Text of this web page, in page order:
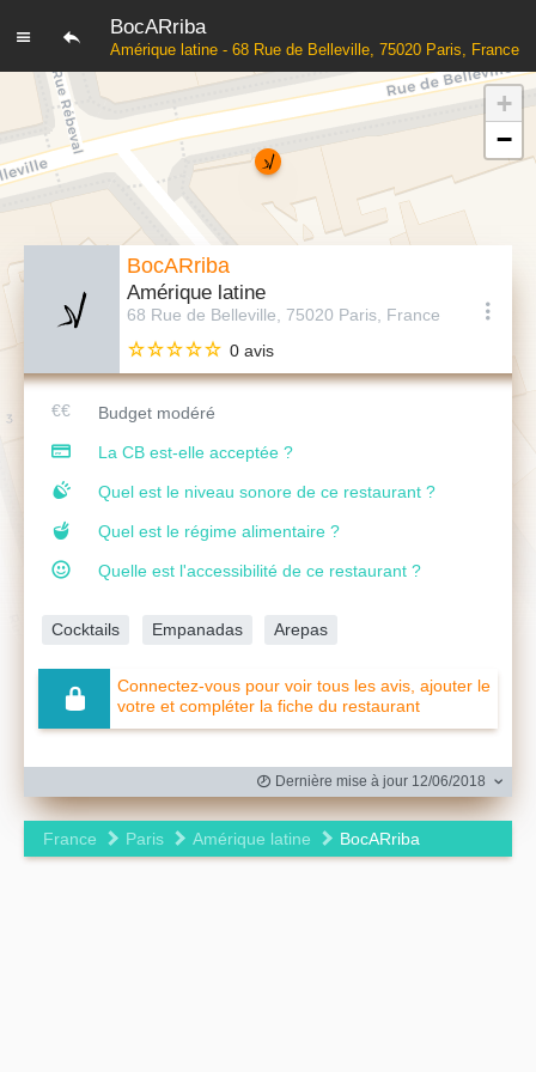
BocARriba
Amérique latine - 68 Rue de Belleville, 75020 Paris, France
BocARriba
Amérique latine
68 Rue de Belleville, 75020 Paris, France
0 avis
Budget modéré
La CB est-elle acceptée ?
Quel est le niveau sonore de ce restaurant ?
Quel est le régime alimentaire ?
Quelle est l'accessibilité de ce restaurant ?
Cocktails Empanadas Arepas
Connectez-vous pour voir tous les avis, ajouter le
votre et compléter la fiche du restaurant
Dernière mise à jour 12/06/2018
France Paris Amérique latine BocARriba
+
−